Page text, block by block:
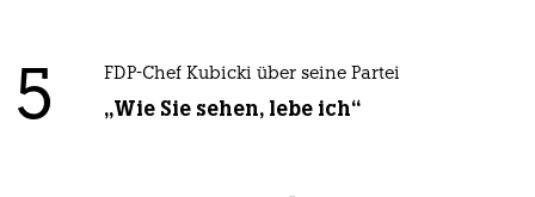
5 FDP-Chef Kubicki über seine Partei
„Wie Sie sehen, lebe ich“